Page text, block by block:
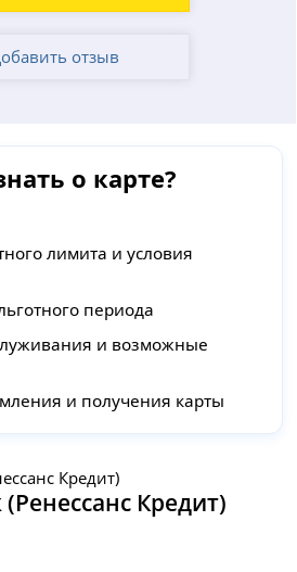
отзыв
о карте?
лимита и условия
периода
и возможные
и получения карты
Кредит)